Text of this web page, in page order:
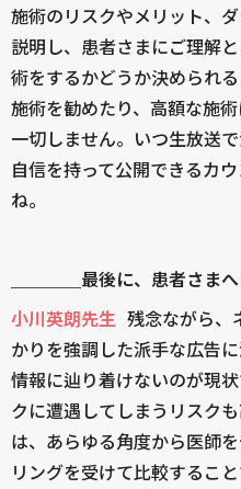
施術のリスクやメリット、
説明し、患者さまにご理解
術をするかどうか決められ
施術を勧めたり、高額な施
一切しません。いつ生放送
自信を持って公開できるカ
ね。
＿＿＿＿最後に、患者さま
小川英朗先生 残念ながら、
かりを強調した派手な広告
情報に辿り着けないのが現
クに遭遇してしまうリスク
は、あらゆる角度から医師
リングを受けて比較すること